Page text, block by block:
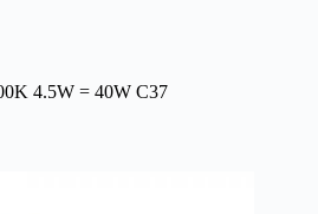
4.5W = 40W C37